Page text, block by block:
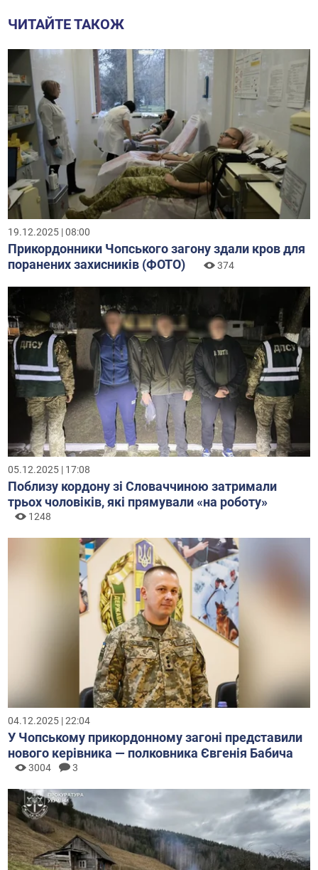
ЧИТАЙТЕ ТАКОЖ
19.12.2025 | 08:00
Прикордонники Чопського загону здали кров для
поранених захисників (ФОТО)
374
05.12.2025 | 17:08
Поблизу кордону зі Словаччиною затримали
трьох чоловіків, які прямували «на роботу»
1248
04.12.2025 | 22:04
У Чопському прикордонному загоні представили
нового керівника — полковника Євгенія Бабича
3004 3